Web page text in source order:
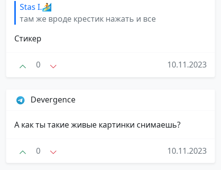
Stas I.🏄
там же вроде крестик нажать и все
Стикер
0 10.11.2023
Devergence
А как ты такие живые картинки снимаешь?
0 10.11.2023